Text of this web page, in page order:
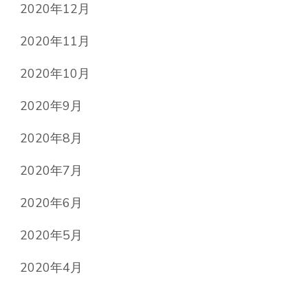
2020年12月
2020年11月
2020年10月
2020年9月
2020年8月
2020年7月
2020年6月
2020年5月
2020年4月